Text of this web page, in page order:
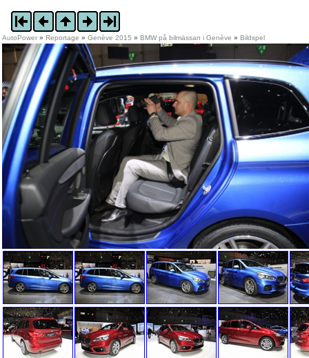
AutoPower » Reportage »Genève 2015 » BMW på bilmässan i Genève » Bildspel